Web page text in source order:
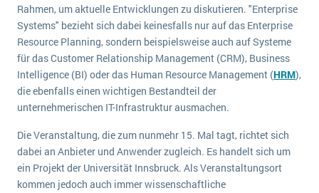
Services
Textil und Mode
Vermietung
Versorgung
ERP-Software für Abfallentsorger
Digitale Arbeitsaufträge in Ihrem ERP- oder FSM-System: clever und effizient
MEHR ÜBER ERP-SOFTWARE
Rahmen, um aktuelle Entwicklungen zu diskutieren. "Enterprise
Systems" bezieht sich dabei keinesfalls nur auf das Enterprise
Resource Planning, sondern beispielsweise auch auf Systeme
für das Customer Relationship Management (CRM), Business
Intelligence (BI) oder das Human Resource Management (HRM),
die ebenfalls einen wichtigen Bestandteil der
unternehmerischen IT-Infrastruktur ausmachen.
Die Veranstaltung, die zum nunmehr 15. Mal tagt, richtet sich
dabei an Anbieter und Anwender zugleich. Es handelt sich um
ein Projekt der Universität Innsbruck. Als Veranstaltungsort
kommen jedoch auch immer wissenschaftliche